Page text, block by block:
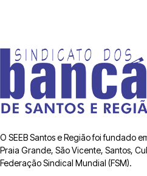
O SEEB Santos e Região foi fundado
Praia Grande, São Vicente, Santos,
Federação Sindical Mundial (FSM).